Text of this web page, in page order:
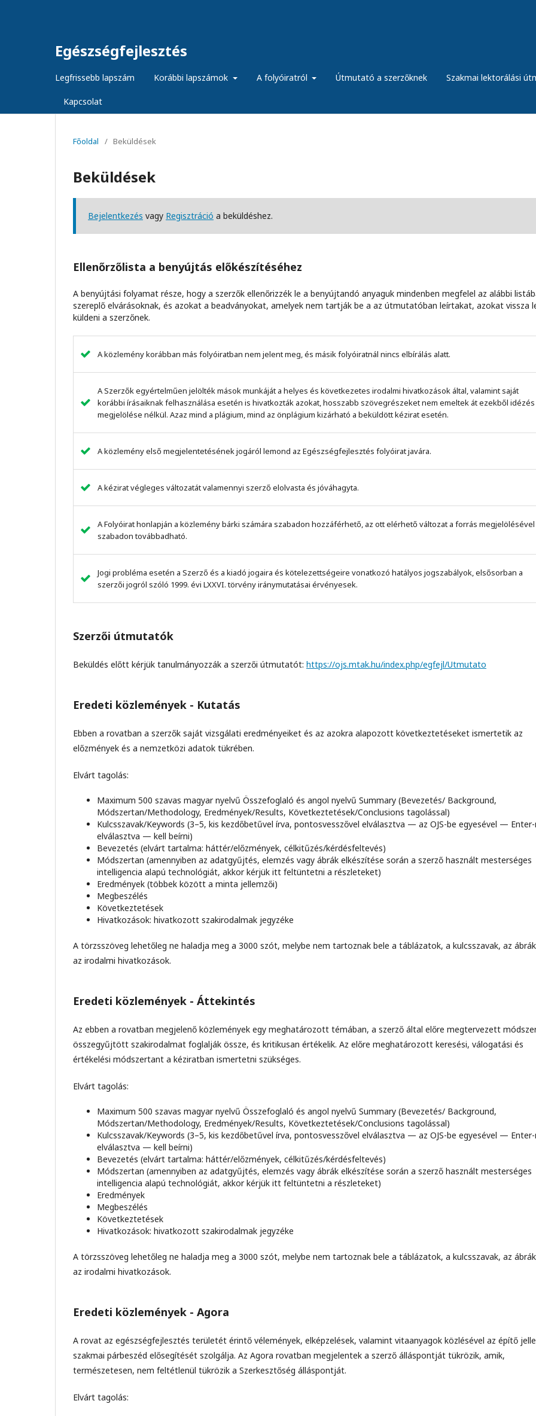
Egészségfejlesztés
Legfrissebb lapszám Korábbi lapszámok A folyóiratról Útmutató a szerzőknek Szakmai lektorálási
Kapcsolat
Főoldal / Beküldések
Beküldések
Bejelentkezés vagy Regisztráció a beküldéshez.
Ellenőrzőlista a benyújtás előkészítéséhez
A benyújtási folyamat része, hogy a szerzők ellenőrizzék le a benyújtandó anyaguk mindenben megfelel az alábbi
szereplő elvárásoknak, és azokat a beadványokat, amelyek nem tartják be a az útmutatóban leírtakat, azokat vissza
küldeni a szerzőnek.
A közlemény korábban más folyóiratban nem jelent meg, és másik folyóiratnál nincs elbírálás alatt.
A Szerzők egyértelműen jelölték mások munkáját a helyes és következetes irodalmi hivatkozások által, valamint saját
korábbi írásaiknak felhasználása esetén is hivatkozták azokat, hosszabb szövegrészeket nem emeltek át ezekből idézés
megjelölése nélkül. Azaz mind a plágium, mind az önplágium kizárható a beküldött kézirat esetén.
A közlemény első megjelentetésének jogáról lemond az Egészségfejlesztés folyóirat javára.
A kézirat végleges változatát valamennyi szerző elolvasta és jóváhagyta.
A Folyóirat honlapján a közlemény bárki számára szabadon hozzáférhető, az ott elérhető változat a forrás megjelölésével
szabadon továbbadható.
Jogi probléma esetén a Szerző és a kiadó jogaira és kötelezettségeire vonatkozó hatályos jogszabályok, elsősorban a
szerzői jogról szóló 1999. évi LXXVI. törvény iránymutatásai érvényesek.
Szerzői útmutatók
Beküldés előtt kérjük tanulmányozzák a szerzői útmutatót: https://ojs.mtak.hu/index.php/egfejl/Utmutato
Eredeti közlemények - Kutatás
Ebben a rovatban a szerzők saját vizsgálati eredményeiket és az azokra alapozott következtetéseket ismertetik az
előzmények és a nemzetközi adatok tükrében.
Elvárt tagolás:
Maximum 500 szavas magyar nyelvű Összefoglaló és angol nyelvű Summary (Bevezetés/ Background,
Módszertan/Methodology, Eredmények/Results, Következtetések/Conclusions tagolással)
Kulcsszavak/Keywords (3–5, kis kezdőbetűvel írva, pontosvesszővel elválasztva — az OJS-be egyesével — Enter-
elválasztva — kell beírni)
Bevezetés (elvárt tartalma: háttér/előzmények, célkitűzés/kérdésfeltevés)
Módszertan (amennyiben az adatgyűjtés, elemzés vagy ábrák elkészítése során a szerző használt mesterséges
intelligencia alapú technológiát, akkor kérjük itt feltüntetni a részleteket)
Eredmények (többek között a minta jellemzői)
Megbeszélés
Következtetések
Hivatkozások: hivatkozott szakirodalmak jegyzéke
A törzsszöveg lehetőleg ne haladja meg a 3000 szót, melybe nem tartoznak bele a táblázatok, a kulcsszavak, az
az irodalmi hivatkozások.
Eredeti közlemények - Áttekintés
Az ebben a rovatban megjelenő közlemények egy meghatározott témában, a szerző által előre megtervezett
összegyűjtött szakirodalmat foglalják össze, és kritikusan értékelik. Az előre meghatározott keresési, válogatási és
értékelési módszertant a kéziratban ismertetni szükséges.
Elvárt tagolás:
Maximum 500 szavas magyar nyelvű Összefoglaló és angol nyelvű Summary (Bevezetés/ Background,
Módszertan/Methodology, Eredmények/Results, Következtetések/Conclusions tagolással)
Kulcsszavak/Keywords (3–5, kis kezdőbetűvel írva, pontosvesszővel elválasztva — az OJS-be egyesével — Enter-
elválasztva — kell beírni)
Bevezetés (elvárt tartalma: háttér/előzmények, célkitűzés/kérdésfeltevés)
Módszertan (amennyiben az adatgyűjtés, elemzés vagy ábrák elkészítése során a szerző használt mesterséges
intelligencia alapú technológiát, akkor kérjük itt feltüntetni a részleteket)
Eredmények
Megbeszélés
Következtetések
Hivatkozások: hivatkozott szakirodalmak jegyzéke
A törzsszöveg lehetőleg ne haladja meg a 3000 szót, melybe nem tartoznak bele a táblázatok, a kulcsszavak, az
az irodalmi hivatkozások.
Eredeti közlemények - Agora
A rovat az egészségfejlesztés területét érintő vélemények, elképzelések, valamint vitaanyagok közlésével az építő
szakmai párbeszéd elősegítését szolgálja. Az Agora rovatban megjelentek a szerző álláspontját tükrözik, amik,
természetesen, nem feltétlenül tükrözik a Szerkesztőség álláspontját.
Elvárt tagolás: